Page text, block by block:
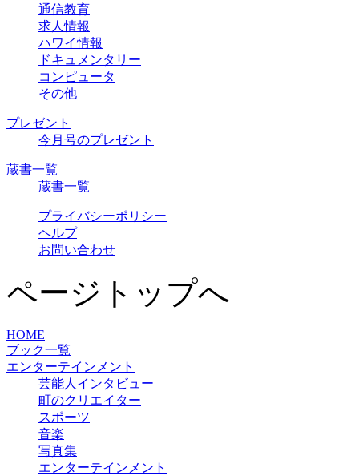
通信教育
求人情報
ハワイ情報
ドキュメンタリー
コンピュータ
その他
プレゼント
今月号のプレゼント
蔵書一覧
蔵書一覧
プライバシーポリシー
ヘルプ
お問い合わせ
ページトップへ
HOME
ブック一覧
エンターテインメント
芸能人インタビュー
町のクリエイター
スポーツ
音楽
写真集
エンターテインメント